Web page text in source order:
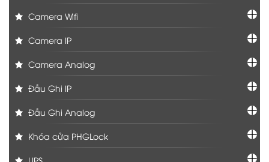
Camera Wifi
Camera IP
Camera Analog
Đầu Ghi IP
Đầu Ghi Analog
Khóa cửa PHGLock